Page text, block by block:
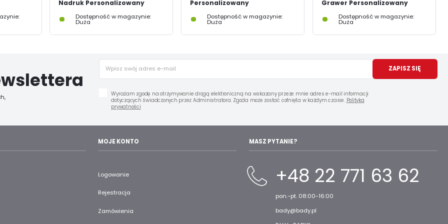
Nadruk Personalizowany
Dostępność w magazynie:
Duża
Personalizowany
Dostępność w magazynie:
Duża
Grawer Personalizowany
Dostępność w magazynie:
Duża
ZAPISZ SIĘ
Wyrażam zgodę na otrzymywanie drogą elektroniczną na wskazany przeze mnie adres e-mail informacji
dotyczących świadczonych przez Administratora. Zgoda może zostać cofnięta w każdym czasie. Polityka
prywatności
MOJE KONTO
Logowanie
Rejestracja
Zamówienia
MASZ PYTANIE?
+48 22 771 63 62
pon.-pt. 08:00-16:00
bady@bady.pl